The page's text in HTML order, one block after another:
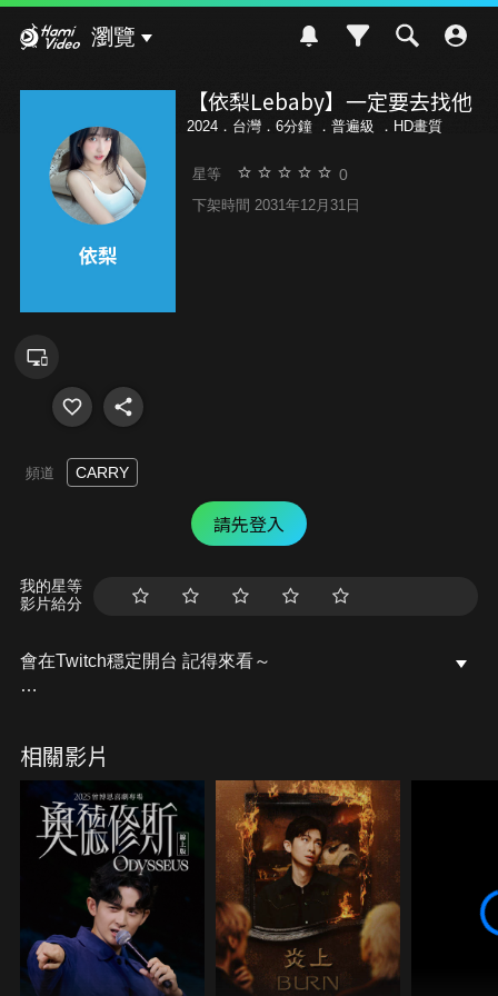
瀏覽
【依梨Lebaby】一定要去找他
2024．台灣．6分鐘 ． 普遍級 ．HD畫質
星等 0
下架時間 2031年12月31日
頻道 CARRY
請先登入
我的星等
影片給分
會在Twitch穩定開台 記得來看～
記得去粉專點個讚唷～
開台活動訊息都會發布在上面的
Facebook粉專：樂樂Lebaby
/ lebaby0v0
Instagram：lebaby0v0
相關影片